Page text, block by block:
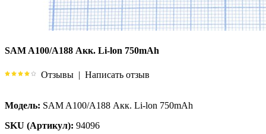
SAM A100/A188 Акк. Li-lon 750mAh
Отзывы | Написать отзыв
Модель: SAM A100/A188 Акк. Li-lon 750mAh
SKU (Артикул): 94096